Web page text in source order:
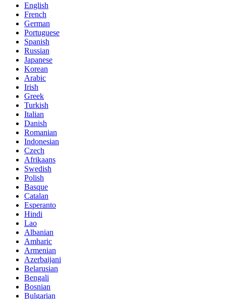
English
French
German
Portuguese
Spanish
Russian
Japanese
Korean
Arabic
Irish
Greek
Turkish
Italian
Danish
Romanian
Indonesian
Czech
Afrikaans
Swedish
Polish
Basque
Catalan
Esperanto
Hindi
Lao
Albanian
Amharic
Armenian
Azerbaijani
Belarusian
Bengali
Bosnian
Bulgarian